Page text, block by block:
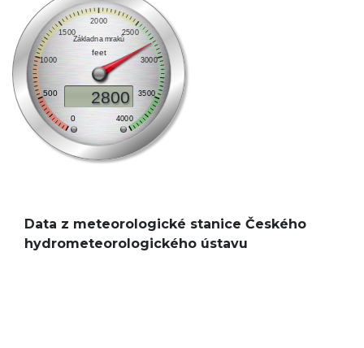
Data z meteorologické stanice Českého
hydrometeorologického ústavu